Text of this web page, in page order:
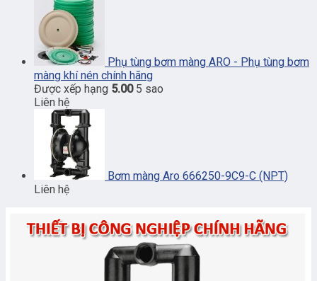
Phụ tùng bơm màng ARO - Phụ tùng bơm
màng khí nén chính hãng
Được xếp hạng 5.005 sao
Liên hệ
Bơm màng Aro 666250-9C9-C (NPT)
Liên hệ